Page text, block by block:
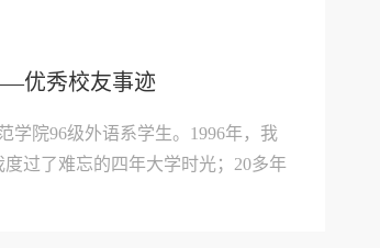
优秀校友事迹
学院96级外语系学生。1996年，我
过了难忘的四年大学时光；20多年